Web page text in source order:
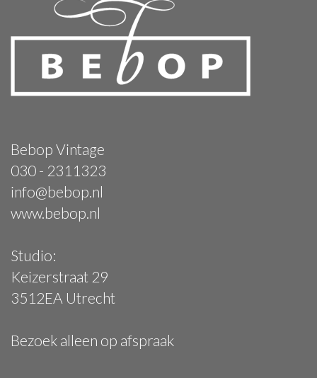
Bebop Vintage
030 - 2311323
info@bebop.nl
www.bebop.nl
Studio:
Keizerstraat 29
3512EA Utrecht
Bezoek alleen op afspraak